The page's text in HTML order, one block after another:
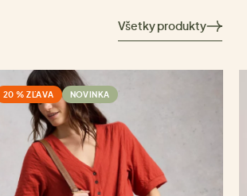
Všetky produkty
20 % ZĽAVA NOVINKA